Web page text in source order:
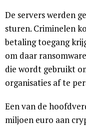
De servers werden
sturen. Criminelen
betaling toegang
om daar
die wordt gebruikt
organisaties af te
Een van de
miljoen euro aan